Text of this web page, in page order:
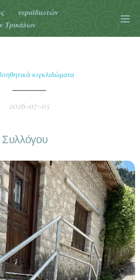
νεραϊδιωτών
Τρικάλων
κιγκλιδώματα
2026-07-05